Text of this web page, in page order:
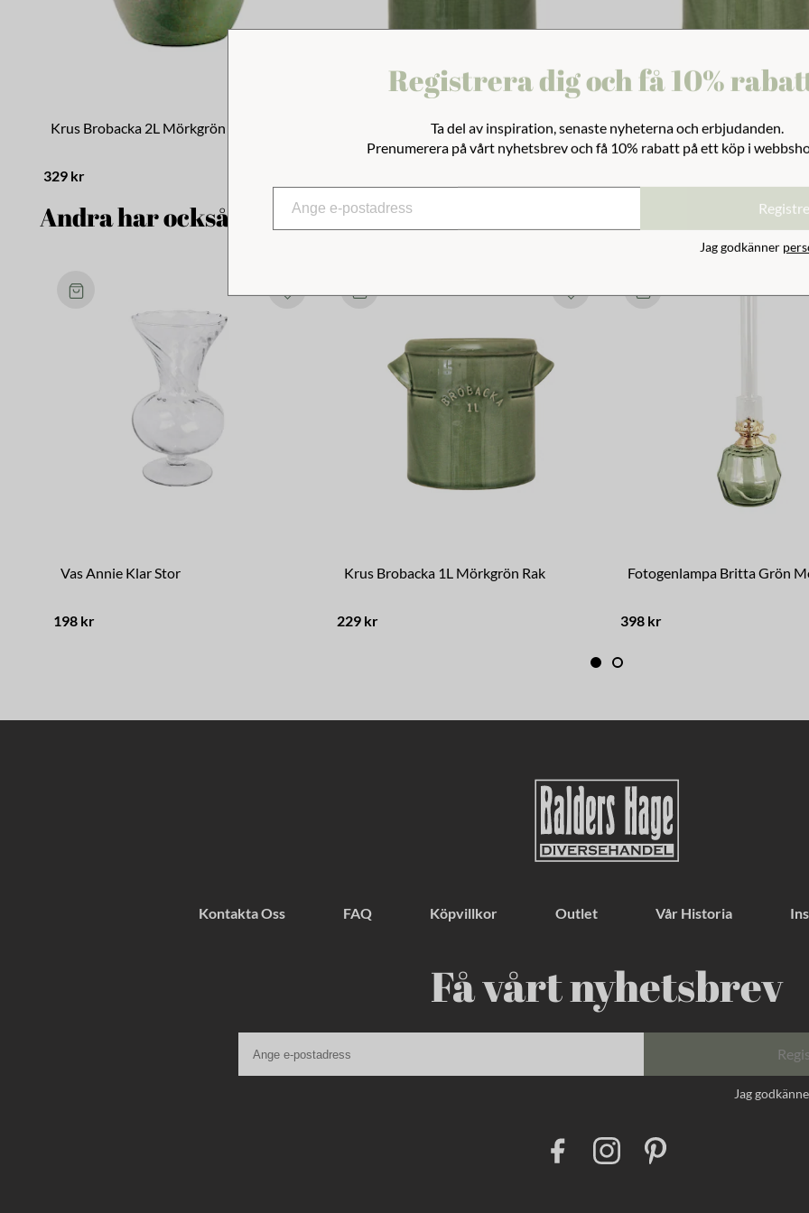
Krus Brobacka 2L Mörkgrön Hög
329 kr
Krus Brobacka 2L Mörkgrön Rak Krus Brobacka 1L Mörkgrön
Andra har också tittat på
Vas Annie Klar Stor
198 kr
Krus Brobacka 1L Mörkgrön Rak
229 kr
Fotogenlampa Britta Grön
398 kr
Kontakta Oss FAQ Köpvillkor Outlet Vår Historia
Få vårt nyhetsbrev
Jag
I
n
Registrera dig och få 10%
Ta del av inspiration, senaste nyheterna och erbjudanden.
Prenumerera på vårt nyhetsbrev och få 10% rabatt på ett köp i
Jag godkänner